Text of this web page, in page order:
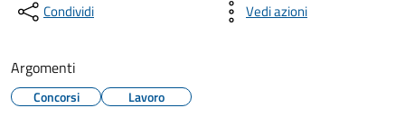
Condividi Vedi azioni
Argomenti
Concorsi Lavoro